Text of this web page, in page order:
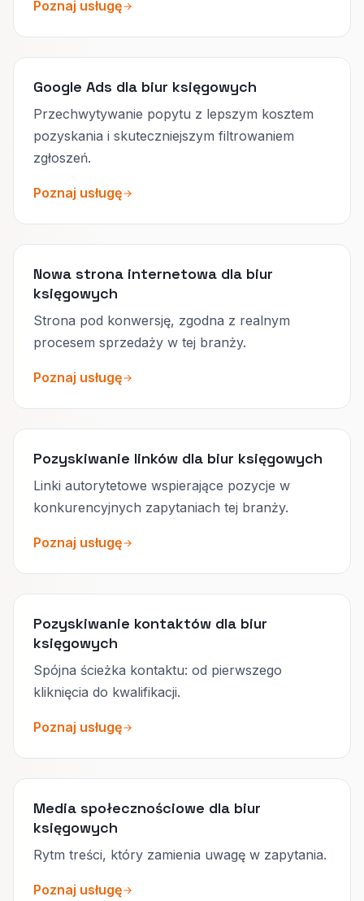
Poznaj usługę
Google Ads dla biur księgowych
Przechwytywanie popytu z lepszym kosztem
pozyskania i skuteczniejszym filtrowaniem
zgłoszeń.
Poznaj usługę
Nowa strona internetowa dla biur
księgowych
Strona pod konwersję, zgodna z realnym
procesem sprzedaży w tej branży.
Poznaj usługę
Pozyskiwanie linków dla biur księgowych
Linki autorytetowe wspierające pozycje w
konkurencyjnych zapytaniach tej branży.
Poznaj usługę
Pozyskiwanie kontaktów dla biur
księgowych
Spójna ścieżka kontaktu: od pierwszego
kliknięcia do kwalifikacji.
Poznaj usługę
Media społecznościowe dla biur
księgowych
Rytm treści, który zamienia uwagę w zapytania.
Poznaj usługę